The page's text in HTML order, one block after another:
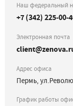
Наш федеральный
+7 (342) 225-00-
Электронная почта
Адрес офиса
Пермь,
График работы